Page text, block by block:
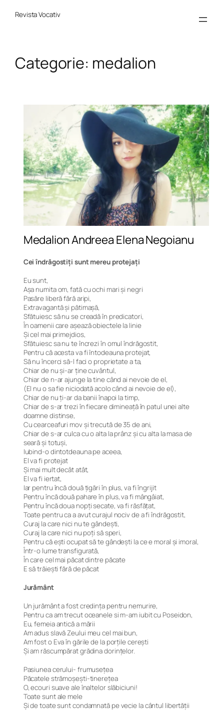
Revista Vocativ
Categorie: medalion
Medalion Andreea Elena Negoianu
Cei îndrăgostiți sunt mereu protejați
Eu sunt,
Așa numita om, fată cu ochi mari și negri
Pasăre liberă fără aripi,
Extravagantă și pătimașă,
Sfătuiesc să nu se creadă în predicatori,
În oamenii care așează obiectele la linie
Și cel mai primejdios,
Sfătuiesc sa nu te încrezi în omul îndrăgostit,
Pentru că acesta va fi întodeauna protejat,
Să nu încerci să-l faci o proprietate a ta,
Chiar de nu și-ar ține cuvântul,
Chiar de n-ar ajunge la tine când ai nevoie de el,
(El nu o sa fie niciodată acolo când ai nevoie de el),
Chiar de nu ți-ar da banii înapoi la timp,
Chiar de s-ar trezi în fiecare dimineață în patul unei alte
doamne distinse,
Cu cearceafuri mov și trecută de 35 de ani,
Chiar de s-ar culca cu o alta la prânz și cu alta la masa de
seară și totuși,
Iubind-o dintotdeauna pe aceea,
El va fi protejat
Și mai mult decât atât,
El va fi iertat,
Iar pentru încă două țigări în plus, va fi îngrijit
Pentru încă două pahare în plus, va fi mângâiat,
Pentru încă doua nopți secate, va fi răsfățat,
Toate pentru ca a avut curajul nociv de a fi îndrăgostit,
Curaj la care nici nu te gândești,
Curaj la care nici nu poți să speri,
Pentru că ești ocupat să te gândești la ce e moral și imoral,
Într-o lume transfigurată,
În care cel mai păcat dintre păcate
E să trăiești fără de păcat
Jurământ
Un jurământ a fost credința pentru nemurire,
Pentru ca am trecut oceanele si m-am iubit cu Poseidon,
Eu, femeia antică a mării
Am adus slavă Zeului meu cel mai bun,
Am fost o Eva în gările de la porțile cerești
Și am răscumpărat grădina dorințelor.
Pasiunea cerului- frumusețea
Păcatele strămoșești-tinerețea
O, ecouri suave ale înaltelor slăbiciuni!
Toate sunt ale mele
Și de toate sunt condamnată pe vecie la cântul libertății